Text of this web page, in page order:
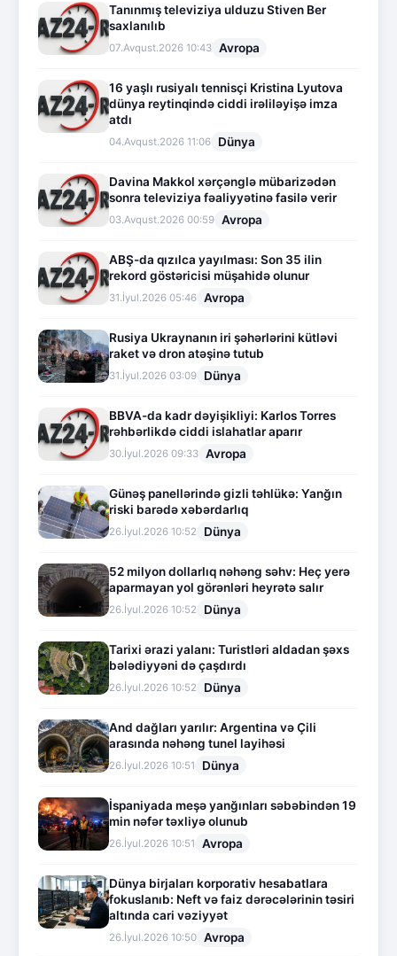
Tanınmış televiziya ulduzu Stiven Ber
saxlanılıb
07.Avqust.2026 10:43 Avropa
16 yaşlı rusiyalı tennisçi Kristina Lyutova
dünya reytinqində ciddi irəliləyişə imza
atdı
04.Avqust.2026 11:06 Dünya
Davina Makkol xərçənglə mübarizədən
sonra televiziya fəaliyyətinə fasilə verir
03.Avqust.2026 00:59 Avropa
ABŞ-da qızılca yayılması: Son 35 ilin
rekord göstəricisi müşahidə olunur
31.İyul.2026 05:46 Avropa
Rusiya Ukraynanın iri şəhərlərini kütləvi
raket və dron atəşinə tutub
31.İyul.2026 03:09 Dünya
BBVA-da kadr dəyişikliyi: Karlos Torres
rəhbərlikdə ciddi islahatlar aparır
30.İyul.2026 09:33 Avropa
Günəş panellərində gizli təhlükə: Yanğın
riski barədə xəbərdarlıq
26.İyul.2026 10:52 Dünya
52 milyon dollarlıq nəhəng səhv: Heç yerə
aparmayan yol görənləri heyrətə salır
26.İyul.2026 10:52 Dünya
Tarixi ərazi yalanı: Turistləri aldadan şəxs
bələdiyyəni də çaşdırdı
26.İyul.2026 10:52 Dünya
And dağları yarılır: Argentina və Çili
arasında nəhəng tunel layihəsi
26.İyul.2026 10:51 Dünya
İspaniyada meşə yanğınları səbəbindən 19
min nəfər təxliyə olunub
26.İyul.2026 10:51 Avropa
Dünya birjaları korporativ hesabatlara
fokuslanıb: Neft və faiz dərəcələrinin təsiri
altında cari vəziyyət
26.İyul.2026 10:50 Avropa